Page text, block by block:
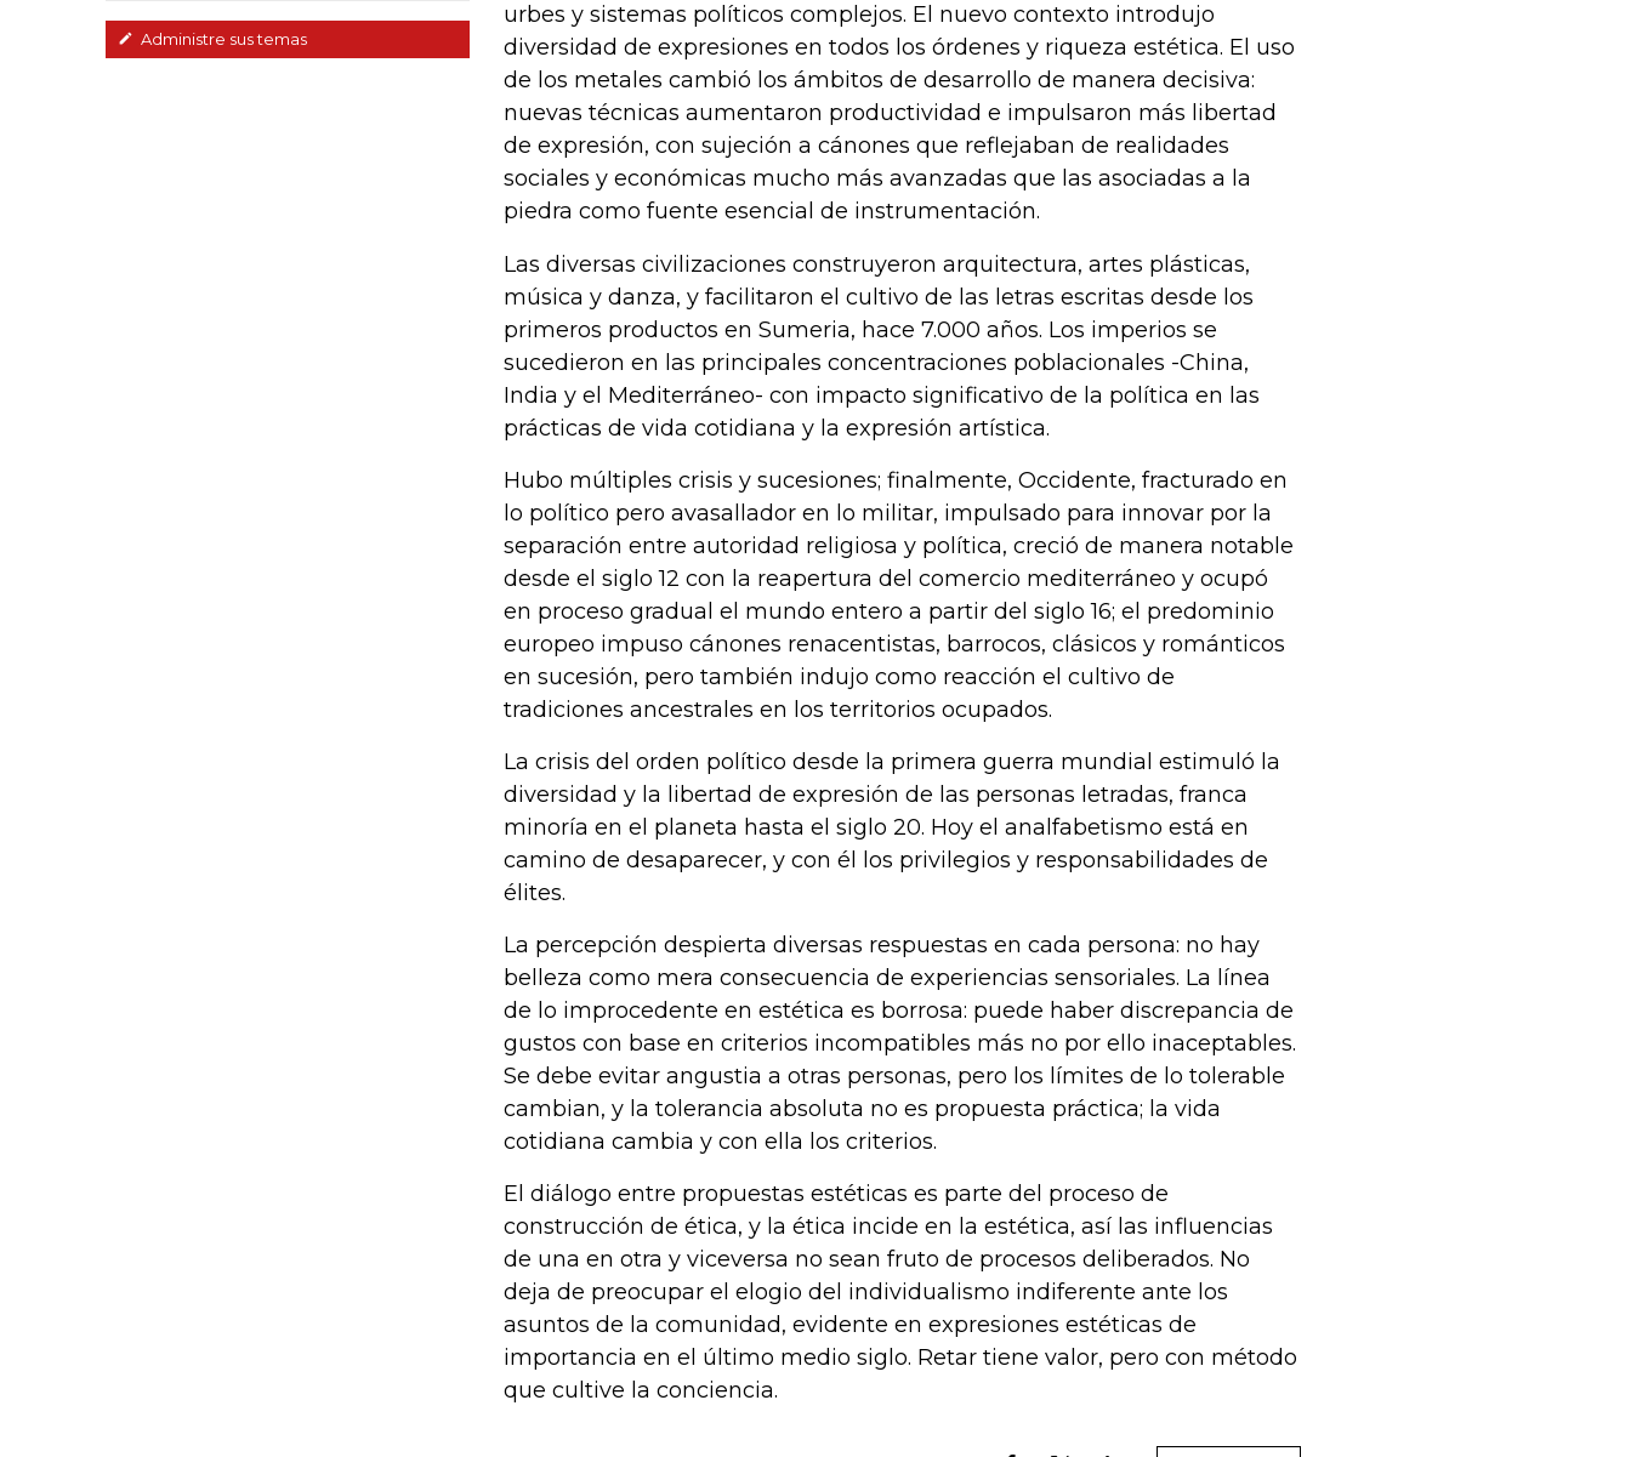
Administre sus temas
urbes y sistemas políticos complejos. El nuevo contexto introdujo
diversidad de expresiones en todos los órdenes y riqueza estética. El uso
de los metales cambió los ámbitos de desarrollo de manera decisiva:
nuevas técnicas aumentaron productividad e impulsaron más libertad
de expresión, con sujeción a cánones que reflejaban de realidades
sociales y económicas mucho más avanzadas que las asociadas a la
piedra como fuente esencial de instrumentación.
Las diversas civilizaciones construyeron arquitectura, artes plásticas,
música y danza, y facilitaron el cultivo de las letras escritas desde los
primeros productos en Sumeria, hace 7.000 años. Los imperios se
sucedieron en las principales concentraciones poblacionales -China,
India y el Mediterráneo- con impacto significativo de la política en las
prácticas de vida cotidiana y la expresión artística.
Hubo múltiples crisis y sucesiones; finalmente, Occidente, fracturado en
lo político pero avasallador en lo militar, impulsado para innovar por la
separación entre autoridad religiosa y política, creció de manera notable
desde el siglo 12 con la reapertura del comercio mediterráneo y ocupó
en proceso gradual el mundo entero a partir del siglo 16; el predominio
europeo impuso cánones renacentistas, barrocos, clásicos y románticos
en sucesión, pero también indujo como reacción el cultivo de
tradiciones ancestrales en los territorios ocupados.
La crisis del orden político desde la primera guerra mundial estimuló la
diversidad y la libertad de expresión de las personas letradas, franca
minoría en el planeta hasta el siglo 20. Hoy el analfabetismo está en
camino de desaparecer, y con él los privilegios y responsabilidades de
élites.
La percepción despierta diversas respuestas en cada persona: no hay
belleza como mera consecuencia de experiencias sensoriales. La línea
de lo improcedente en estética es borrosa: puede haber discrepancia de
gustos con base en criterios incompatibles más no por ello inaceptables.
Se debe evitar angustia a otras personas, pero los límites de lo tolerable
cambian, y la tolerancia absoluta no es propuesta práctica; la vida
cotidiana cambia y con ella los criterios.
El diálogo entre propuestas estéticas es parte del proceso de
construcción de ética, y la ética incide en la estética, así las influencias
de una en otra y viceversa no sean fruto de procesos deliberados. No
deja de preocupar el elogio del individualismo indiferente ante los
asuntos de la comunidad, evidente en expresiones estéticas de
importancia en el último medio siglo. Retar tiene valor, pero con método
que cultive la conciencia.